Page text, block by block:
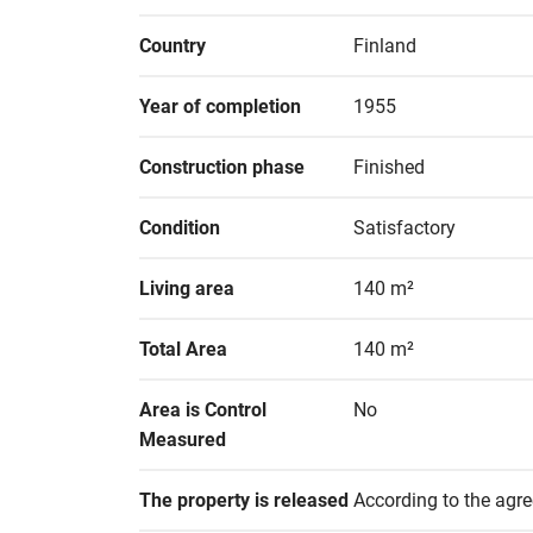
Country Finland
Year of completion 1955
Construction phase Finished
Condition Satisfactory
Living area 140 m²
Total Area 140 m²
Area is Control
Measured
No
The property is released According to the